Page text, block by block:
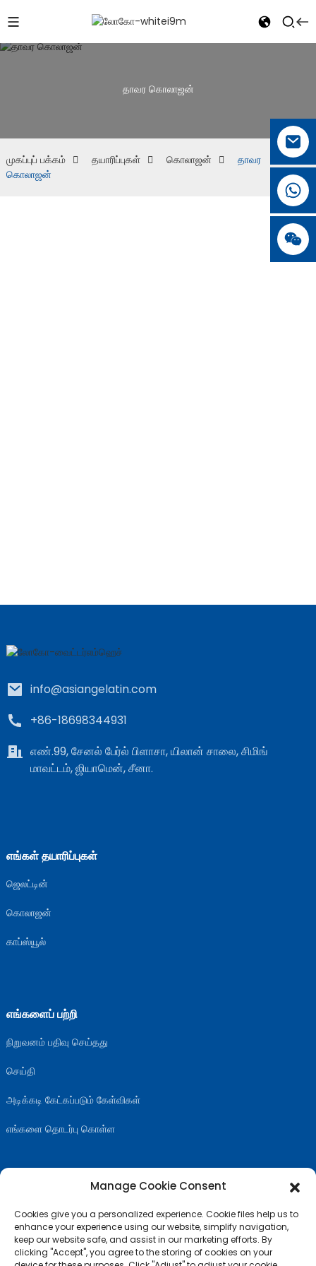
தாவர கொலாஜன்
முகப்புப் பக்கம் தயாரிப்புகள் கொலாஜன்
தாவர
கொலாஜன்
info@asiangelatin.com
+86-18698344931
எண்.99, சேனல் பேர்ல் பிளாசா, யிலான் சாலை, சிமிங்
மாவட்டம், ஜியாமென், சீனா.
எங்கள் தயாரிப்புகள்
ஜெலட்டின்
கொலாஜன்
காப்ஸ்யூல்
எங்களைப் பற்றி
நிறுவனம் பதிவு செய்தது
செய்தி
அடிக்கடி கேட்கப்படும் கேள்விகள்
எங்களை தொடர்பு கொள்ள
Manage Cookie Consent
Cookies give you a personalized experience. Cookie files help us to
enhance your experience using our website, simplify navigation,
keep our website safe, and assist in our marketing efforts. By
clicking "Accept", you agree to the storing of cookies on your